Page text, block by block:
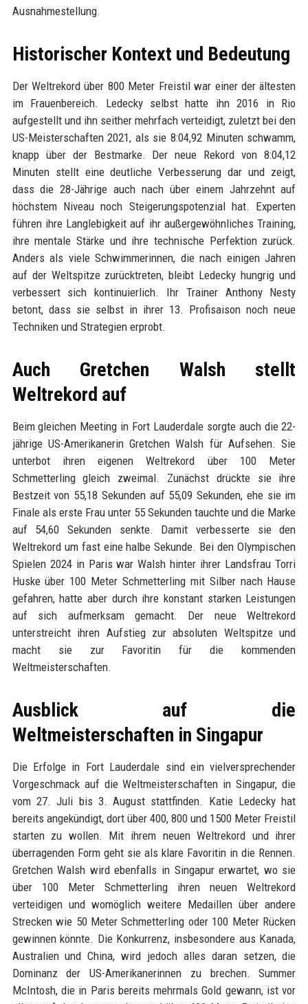
Ausnahmestellung.
Historischer Kontext und Bedeutung
Der Weltrekord über 800 Meter Freistil war einer der ältesten
im Frauenbereich. Ledecky selbst hatte ihn 2016 in Rio
aufgestellt und ihn seither mehrfach verteidigt, zuletzt bei den
US-Meisterschaften 2021, als sie 8:04,92 Minuten schwamm,
knapp über der Bestmarke. Der neue Rekord von 8:04,12
Minuten stellt eine deutliche Verbesserung dar und zeigt,
dass die 28-Jährige auch nach über einem Jahrzehnt auf
höchstem Niveau noch Steigerungspotenzial hat. Experten
führen ihre Langlebigkeit auf ihr außergewöhnliches Training,
ihre mentale Stärke und ihre technische Perfektion zurück.
Anders als viele Schwimmerinnen, die nach einigen Jahren
auf der Weltspitze zurücktreten, bleibt Ledecky hungrig und
verbessert sich kontinuierlich. Ihr Trainer Anthony Nesty
betont, dass sie selbst in ihrer 13. Profisaison noch neue
Techniken und Strategien erprobt.
Auch Gretchen Walsh stellt
Weltrekord auf
Beim gleichen Meeting in Fort Lauderdale sorgte auch die 22-
jährige US-Amerikanerin Gretchen Walsh für Aufsehen. Sie
unterbot ihren eigenen Weltrekord über 100 Meter
Schmetterling gleich zweimal. Zunächst drückte sie ihre
Bestzeit von 55,18 Sekunden auf 55,09 Sekunden, ehe sie im
Finale als erste Frau unter 55 Sekunden tauchte und die Marke
auf 54,60 Sekunden senkte. Damit verbesserte sie den
Weltrekord um fast eine halbe Sekunde. Bei den Olympischen
Spielen 2024 in Paris war Walsh hinter ihrer Landsfrau Torri
Huske über 100 Meter Schmetterling mit Silber nach Hause
gefahren, hatte aber durch ihre konstant starken Leistungen
auf sich aufmerksam gemacht. Der neue Weltrekord
unterstreicht ihren Aufstieg zur absoluten Weltspitze und
macht sie zur Favoritin für die kommenden
Weltmeisterschaften.
Ausblick auf die
Weltmeisterschaften in Singapur
Die Erfolge in Fort Lauderdale sind ein vielversprechender
Vorgeschmack auf die Weltmeisterschaften in Singapur, die
vom 27. Juli bis 3. August stattfinden. Katie Ledecky hat
bereits angekündigt, dort über 400, 800 und 1500 Meter Freistil
starten zu wollen. Mit ihrem neuen Weltrekord und ihrer
überragenden Form geht sie als klare Favoritin in die Rennen.
Gretchen Walsh wird ebenfalls in Singapur erwartet, wo sie
über 100 Meter Schmetterling ihren neuen Weltrekord
verteidigen und womöglich weitere Medaillen über andere
Strecken wie 50 Meter Schmetterling oder 100 Meter Rücken
gewinnen könnte. Die Konkurrenz, insbesondere aus Kanada,
Australien und China, wird jedoch alles daran setzen, die
Dominanz der US-Amerikanerinnen zu brechen. Summer
McIntosh, die in Paris bereits mehrmals Gold gewann, ist vor